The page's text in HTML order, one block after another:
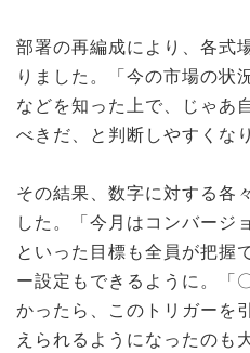
部署の再編成により、各式
りました。「今の市場の状
などを知った上で、じゃあ
べきだ、と判断しやすくな
その結果、数字に対する各
した。「今月はコンバージ
といった目標も全員が把握
ー設定もできるように。「
かったら、このトリガーを
えられるようになったのも